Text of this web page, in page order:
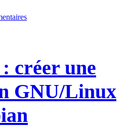
créer une
GNU/Linux